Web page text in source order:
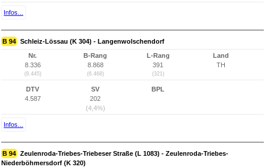
Infos...
B 94 Schleiz-Lössau (K 304) - Langenwolschendorf
Nr.
8.336
(8.445)
B-Rang
8.868
(6.468)
L-Rang
391
(321)
Land
TH
DTV
4.587
SV
202
(4,4%)
BPL
Infos...
B 94 Zeulenroda-Triebes-Triebeser Straße (L 1083) - Zeulenroda-Triebes-
Niederböhmersdorf (K 320)